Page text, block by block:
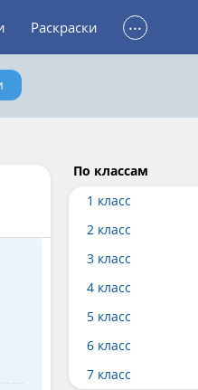
Раскраски ...
По классам
1 класс
2 класс
3 класс
4 класс
5 класс
6 класс
7 класс